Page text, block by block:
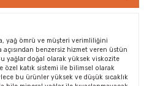
yağ ömrü ve müşteri verimliliğini
açısından benzersiz hizmet veren üstün
yağlar doğal olarak yüksek viskozite
özel katık sistemi ile bilimsel olarak
bu ürünler yüksek ve düşük sıcaklık